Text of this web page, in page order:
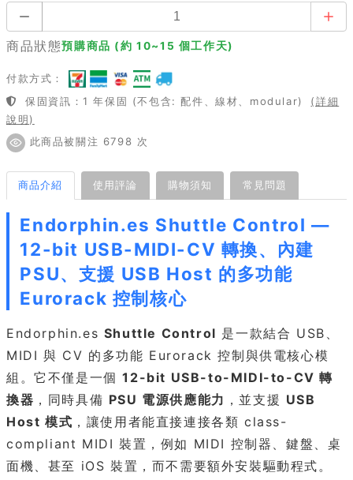
商品狀態預購商品 (約 10~15 個工作天)
付款方式：
保固資訊：1 年保固 (不包含: 配件、線材、modular)
(詳細
說明)
此商品被關注 6798 次
商品介紹 使用評論 購物須知 常見問題
Endorphin.es Shuttle Control —
12-bit USB-MIDI-CV 轉換、內建
PSU、支援 USB Host 的多功能
Eurorack 控制核心
Endorphin.es Shuttle Control 是一款結合 USB、
MIDI 與 CV 的多功能 Eurorack 控制與供電核心模
組。它不僅是一個12-bit USB-to-MIDI-to-CV 轉
換器 ，同時具備 PSU 電源供應能力 ，並支援 USB
Host 模式 ，讓使用者能直接連接各類 class-
compliant MIDI 裝置，例如 MIDI 控制器、鍵盤、桌
面機、甚至 iOS 裝置，而不需要額外安裝驅動程式。